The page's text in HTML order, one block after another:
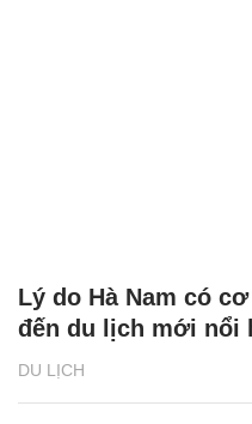
DU LỊCH
Lý do Hà Nam có
đến du lịch mới nổi